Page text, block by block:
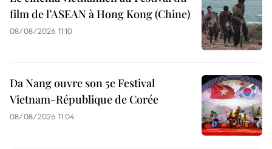
film de l’ASEAN à Hong Kong (Chine)
08/08/2026 11:10
Da Nang ouvre son 5e Festival
Vietnam-République de Corée
08/08/2026 11:04